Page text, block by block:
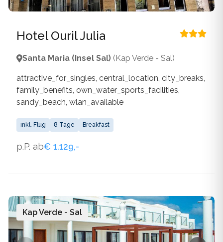
Hotel Ouril Julia
Santa Maria (Insel Sal) (Kap Verde - Sal)
attractive_for_singles, central_location, city_breaks,
family_benefits, own_water_sports_facilities,
sandy_beach, wlan_available
inkl. Flug 8 Tage Breakfast
p.P. ab€ 1.129,-
Kap Verde - Sal